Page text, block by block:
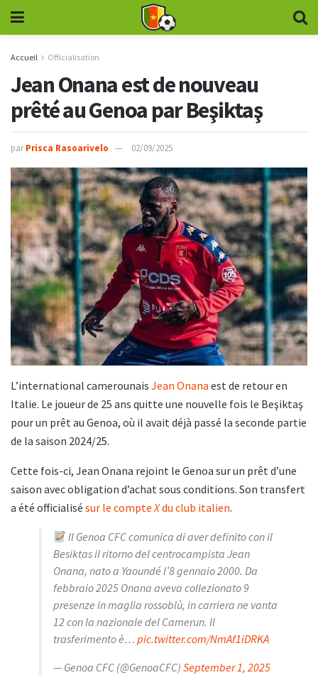
Accueil Officialisation
Jean Onana est de nouveau
prêté au Genoa par Beşiktaş
par Prisca Rasoarivelo 02/09/2025
L’international camerounais Jean Onana est de retour en
Italie. Le joueur de 25 ans quitte une nouvelle fois le Beşiktaş
pour un prêt au Genoa, où il avait déjà passé la seconde partie
de la saison 2024/25.
Cette fois-ci, Jean Onana rejoint le Genoa sur un prêt d’une
saison avec obligation d’achat sous conditions. Son transfert
a été officialisé sur le compte Xdu club italien.
Il Genoa CFC comunica di aver definito con il
Besiktas il ritorno del centrocampista Jean
Onana, nato a Yaoundé l’8 gennaio 2000. Da
febbraio 2025 Onana aveva collezionato 9
presenze in maglia rossoblù, in carriera ne vanta
12 con la nazionale del Camerun. Il
trasferimento è… pic.twitter.com/NmAf1iDRKA
— Genoa CFC (@GenoaCFC) September 1, 2025